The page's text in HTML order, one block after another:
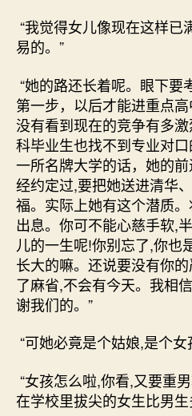
“我觉得女儿像现在这样已
易的。”
“她的路还长着呢。眼下要
第一步，以后才能进重点
没有看到现在的竞争有多
科毕业生也找不到专业对
一所名牌大学的话，她的
经约定过,要把她送进清华
福。实际上她有这个潜质
出息。你可不能心慈手软,
儿的一生呢!你别忘了,你也
长大的嘛。还说要没有你
了麻省,不会有今天。我相
谢我们的。”
“可她必竟是个姑娘,是个
“女孩怎么啦,你看,又要重
在学校里拔尖的女生比男